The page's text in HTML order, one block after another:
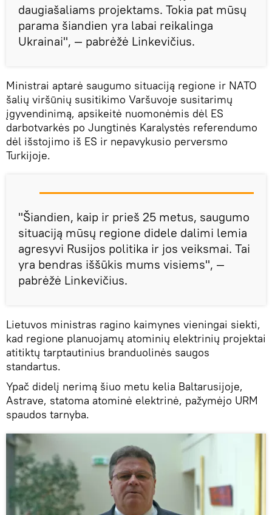
daugiašaliams projektams. Tokia pat mūsų
parama šiandien yra labai reikalinga
Ukrainai", — pabrėžė Linkevičius.
Ministrai aptarė saugumo situaciją regione ir NATO
šalių viršūnių susitikimo Varšuvoje susitarimų
įgyvendinimą, apsikeitė nuomonėmis dėl ES
darbotvarkės po Jungtinės Karalystės referendumo
dėl išstojimo iš ES ir nepavykusio perversmo
Turkijoje.
"Šiandien, kaip ir prieš 25 metus, saugumo
situaciją mūsų regione didele dalimi lemia
agresyvi Rusijos politika ir jos veiksmai. Tai
yra bendras iššūkis mums visiems", —
pabrėžė Linkevičius.
Lietuvos ministras ragino kaimynes vieningai siekti,
kad regione planuojamų atominių elektrinių projektai
atitiktų tarptautinius branduolinės saugos
standartus.
Ypač didelį nerimą šiuo metu kelia Baltarusijoje,
Astrave, statoma atominė elektrinė, pažymėjo URM
spaudos tarnyba.